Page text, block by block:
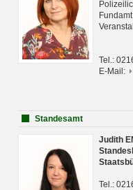
Tel.:
E-Mail:
Standesamt
Judith
Tel.: